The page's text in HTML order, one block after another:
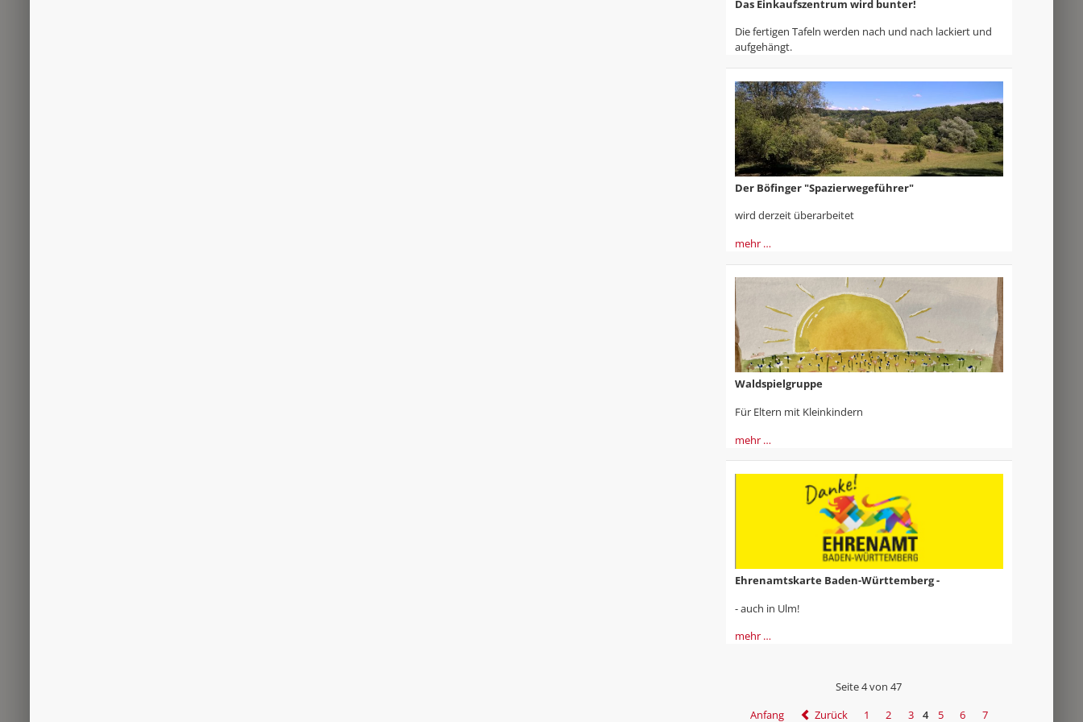
Das Einkaufszentrum wird bunter!
Die fertigen Tafeln werden nach und nach lackiert und
aufgehängt.
Der Böfinger "Spazierwegeführer"
wird derzeit überarbeitet
mehr …
Waldspielgruppe
Für Eltern mit Kleinkindern
mehr …
Ehrenamtskarte Baden-Württemberg -
- auch in Ulm!
mehr …
Seite 4 von 47
Anfang
Zurück 1 2 3 4 5 6 7